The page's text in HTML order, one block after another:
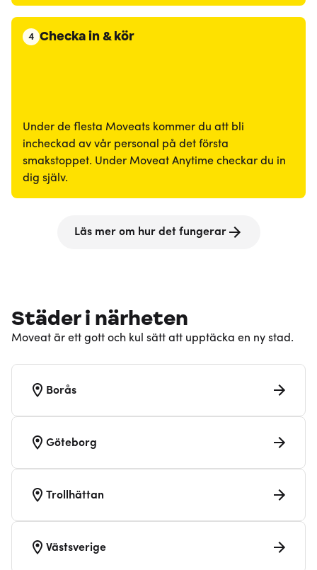
4 Checka in & kör
Under de flesta Moveats kommer du att bli
incheckad av vår personal på det första
smakstoppet. Under Moveat Anytime checkar du in
dig själv.
Läs mer om hur det fungerar
Städer i närheten
Moveat är ett gott och kul sätt att upptäcka en ny stad.
Borås
Göteborg
Trollhättan
Västsverige